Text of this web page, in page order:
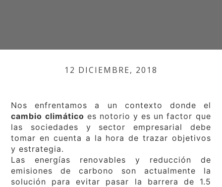
12 DICIEMBRE, 2018
Nos enfrentamos a un contexto donde el
cambio climático es notorio y es un factor que
las sociedades y sector empresarial debe
tomar en cuenta a la hora de trazar objetivos
y estrategia.
Las energías renovables y reducción de
emisiones de carbono son actualmente la
solución para evitar pasar la barrera de 1.5